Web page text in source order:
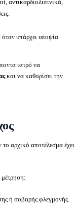
αντικαρδιολιπινικά,
υπάρχει υποψία
ιατρό να
και να καθορίσει την
το αρχικό αποτέλεσμα έχει
μέτρηση:
ή σοβαρής φλεγμονής.